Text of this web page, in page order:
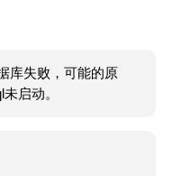
库失败，可能的原
启动。